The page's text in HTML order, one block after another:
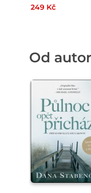
249 Kč
Od